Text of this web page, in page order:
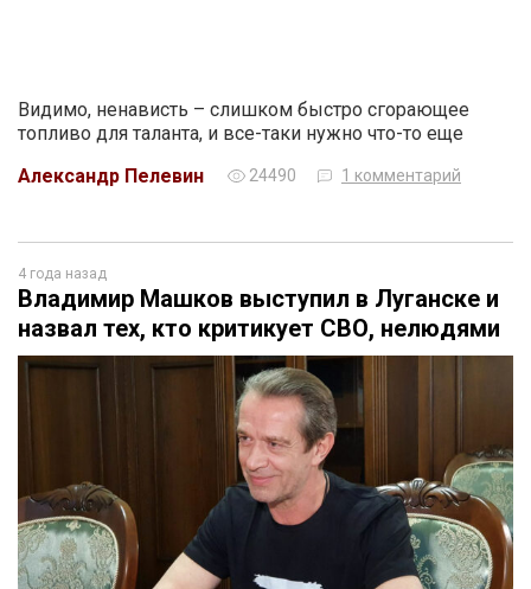
Видимо, ненависть – слишком быстро сгорающее
топливо для таланта, и все-таки нужно что-то еще
Александр Пелевин
24490 1 комментарий
4 года назад
Владимир Машков выступил в Луганске и
назвал тех, кто критикует СВО, нелюдями